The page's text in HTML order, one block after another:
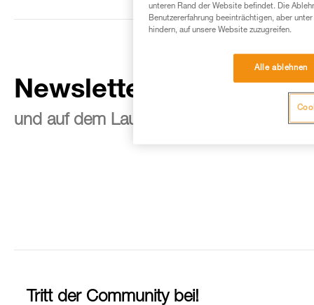
Newsletter abonnieren
und auf dem Laufenden bleiben
Tritt der Community bei!
unteren Rand der Website befindet. Die
Benutzererfahrung beeinträchtigen, aber
hindern, auf unsere Website zuzugreifen.
Alle ablehnen